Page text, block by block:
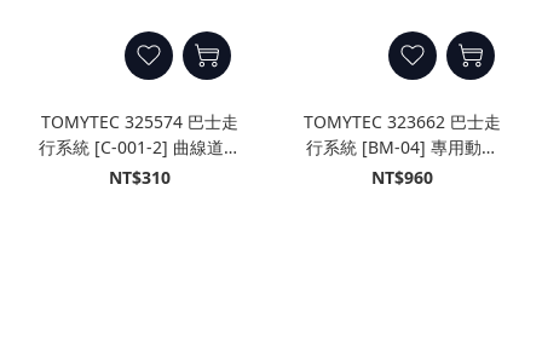
TOMYTEC 325574 巴士走
行系統 [C-001-2] 曲線道路
C66-30-RO (6入)
NT$310
TOMYTEC 323662 巴士走
行系統 [BM-04] 專用動力
部件
NT$960